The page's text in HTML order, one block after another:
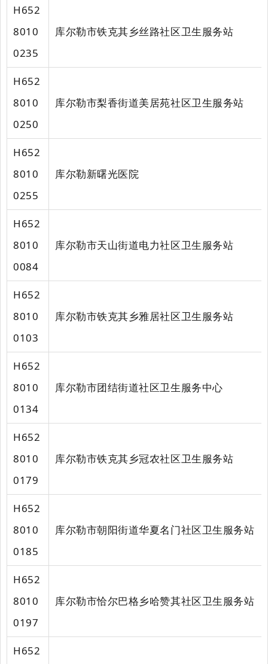
H652
8010
0235
库尔勒市铁克其乡丝路社区卫生服务站
H652
8010
0250
库尔勒市梨香街道美居苑社区卫生服务站
H652
8010
0255
库尔勒新曙光医院
H652
8010
0084
库尔勒市天山街道电力社区卫生服务站
H652
8010
0103
库尔勒市铁克其乡雅居社区卫生服务站
H652
8010
0134
库尔勒市团结街道社区卫生服务中心
H652
8010
0179
库尔勒市铁克其乡冠农社区卫生服务站
H652
8010
0185
库尔勒市朝阳街道华夏名门社区卫生服务站
H652
8010
0197
库尔勒市恰尔巴格乡哈赞其社区卫生服务站
H652